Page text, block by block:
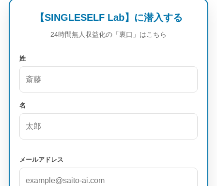
【SINGLESELF Lab】に潜入する
24時間無人収益化の「裏口」はこちら
姓
名
メールアドレス